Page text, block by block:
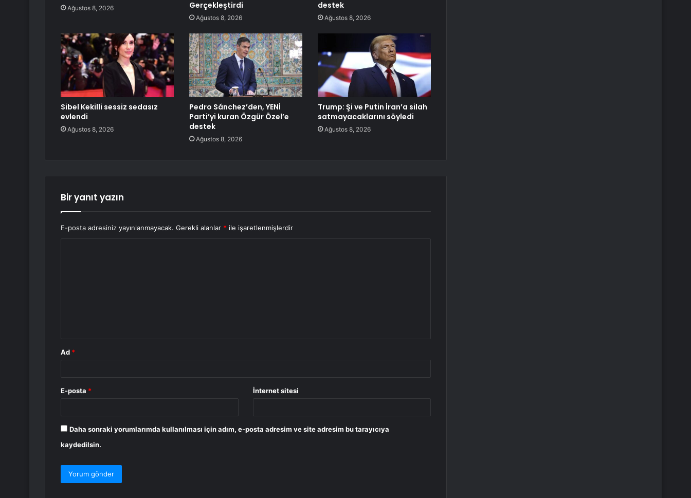
Ağustos 8, 2026
Gerçekleştirdi
Ağustos 8, 2026
destek
Ağustos 8, 2026
Sibel Kekilli sessiz sedasız
evlendi
Ağustos 8, 2026
Pedro Sánchez’den, YENİ
Parti’yi kuran Özgür Özel’e
destek
Ağustos 8, 2026
Trump: Şi ve Putin İran’a silah
satmayacaklarını söyledi
Ağustos 8, 2026
Bir yanıt yazın
E-posta adresiniz yayınlanmayacak. Gerekli alanlar * ile işaretlenmişlerdir
Ad *
E-posta * İnternet sitesi
Daha sonraki yorumlarımda kullanılması için adım, e-posta adresim ve site adresim bu tarayıcıya
kaydedilsin.